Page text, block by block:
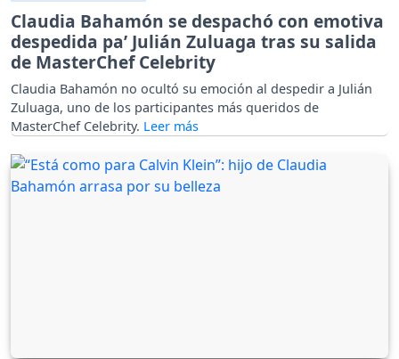
Claudia Bahamón se despachó con emotiva
despedida pa’ Julián Zuluaga tras su salida
de MasterChef Celebrity
Claudia Bahamón no ocultó su emoción al despedir a Julián
Zuluaga, uno de los participantes más queridos de
MasterChef Celebrity.